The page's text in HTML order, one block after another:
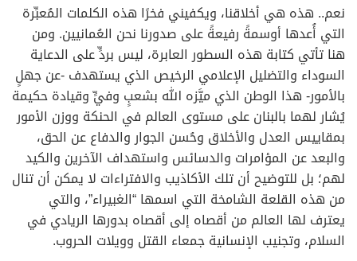
نعم.. هذه هي أخلاقنا، ويكفيني فخرًا هذه الكلمات المُعبِّرة
التي أُعدها أوسمةً رفيعةً على صدورنا نحن العُمانيين. ومن
هنا تأتي كتابة هذه السطور العابرة، ليس بردٍّ على الدعاية
السوداء والتضليل الإعلامي الرخيص الذي يستهدف -عن جهلٍ
بالأمور- هذا الوطن الذي ميَّزه الله بشعبٍ وفيٍّ وقيادة حكيمة
يُشار لهما بالبنان على مستوى العالم في الحنكة ووزن الأمور
بمقاييس العدل والأخلاق وحُسن الجوار والدفاع عن الحق،
والبعد عن المؤامرات والدسائس واستهداف الآخرين والكيد
لهم؛ بل للتوضيح أن تلك الأكاذيب والافتراءات لا يمكن أن تنال
من هذه القلعة الشامخة التي اسمها “الغبيراء”، والتي
يعترف لها العالم من أقصاه إلى أقصاه بدورها الريادي في
السلام، وتجنيب الإنسانية جمعاء القتل وويلات الحروب.